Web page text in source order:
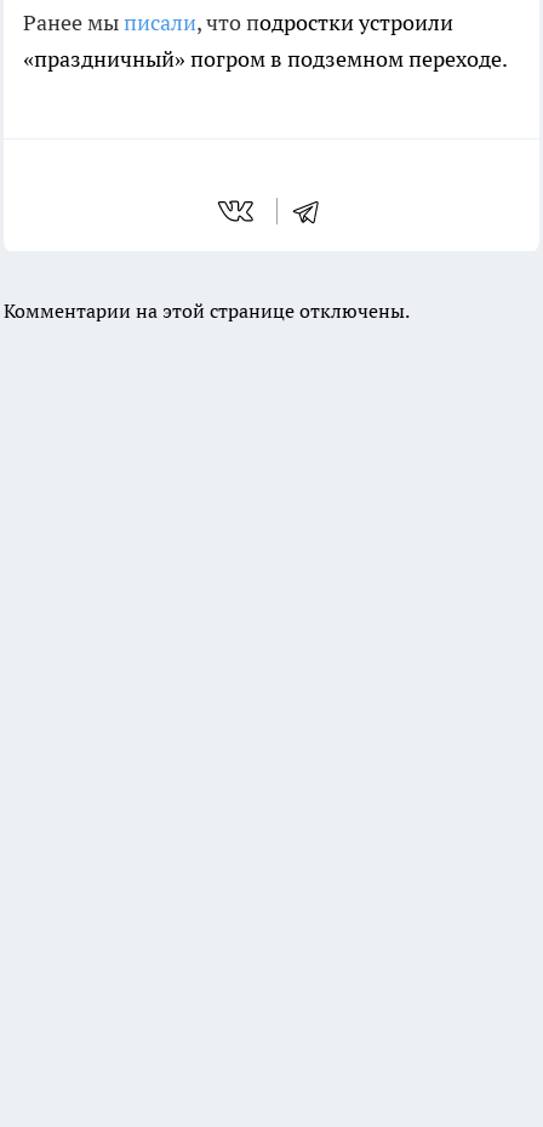
Ранее мыписали, что подростки устроили
«праздничный» погром в подземном переходе.
Комментарии на этой странице отключены.